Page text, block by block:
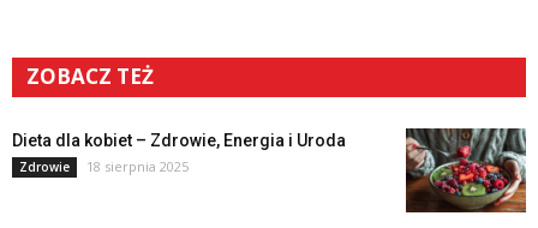
ZOBACZ TEŻ
Dieta dla kobiet – Zdrowie, Energia i Uroda
Zdrowie 18 sierpnia 2025